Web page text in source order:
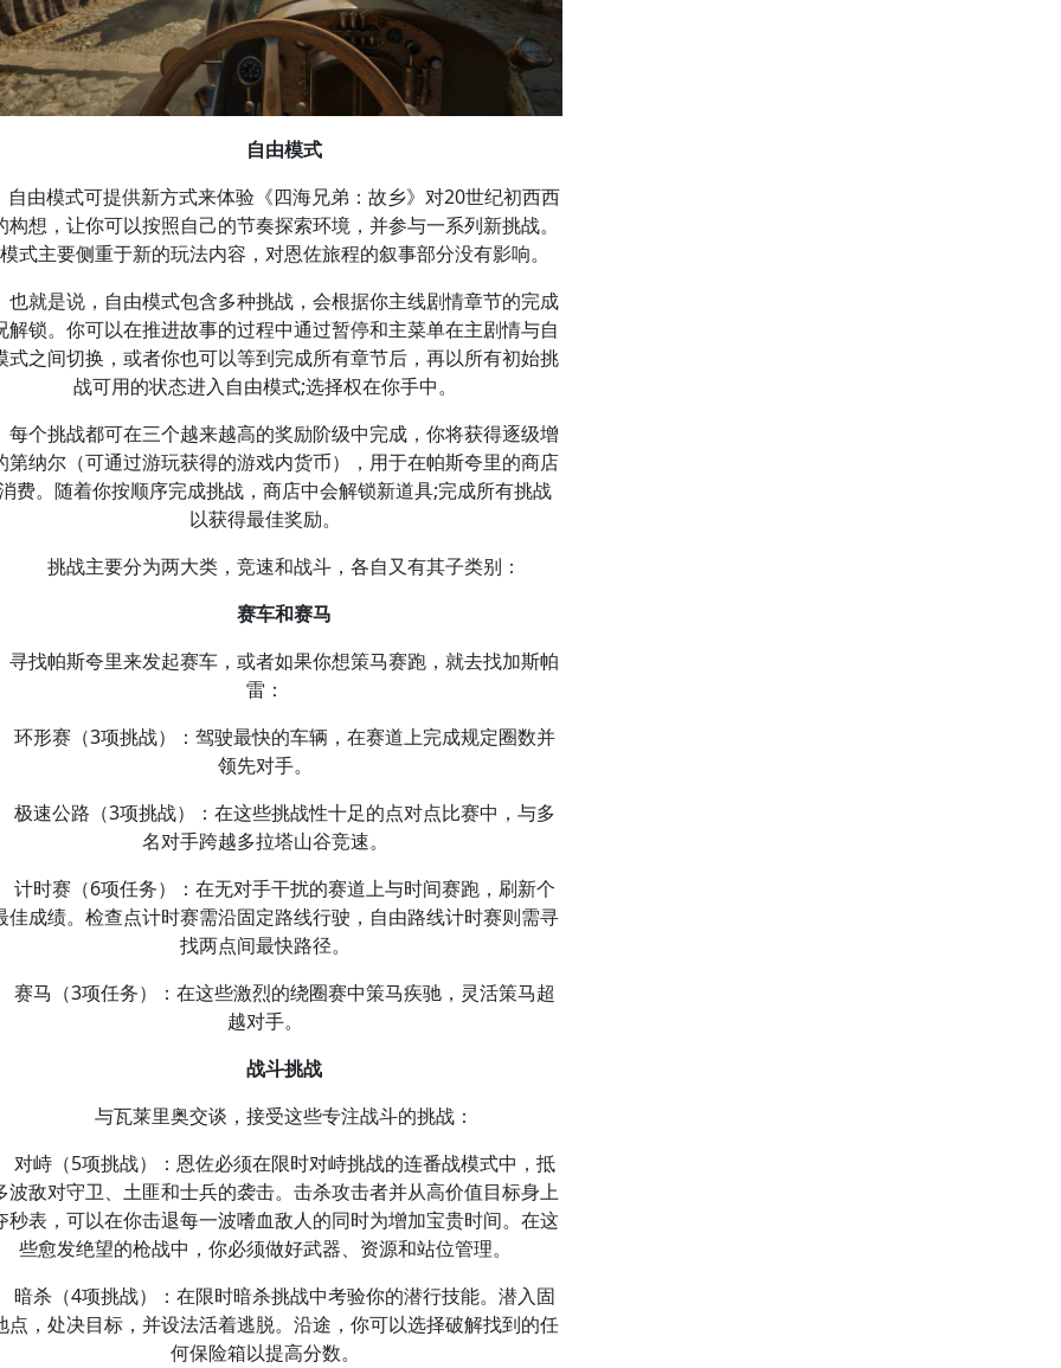
自由模式
自由模式可提供新方式来体验《四海兄弟：故乡》对20世纪初西西
构想，让你可以按照自己的节奏探索环境，并参与一系列新挑战。
式主要侧重于新的玩法内容，对恩佐旅程的叙事部分没有影响。
也就是说，自由模式包含多种挑战，会根据你主线剧情章节的完成
解锁。你可以在推进故事的过程中通过暂停和主菜单在主剧情与自
式之间切换，或者你也可以等到完成所有章节后，再以所有初始挑
战可用的状态进入自由模式;选择权在你手中。
每个挑战都可在三个越来越高的奖励阶级中完成，你将获得逐级增
第纳尔（可通过游玩获得的游戏内货币），用于在帕斯夸里的商店
费。随着你按顺序完成挑战，商店中会解锁新道具;完成所有挑战
以获得最佳奖励。
挑战主要分为两大类，竞速和战斗，各自又有其子类别：
赛车和赛马
寻找帕斯夸里来发起赛车，或者如果你想策马赛跑，就去找加斯帕
雷：
环形赛（3项挑战）：驾驶最快的车辆，在赛道上完成规定圈数并
领先对手。
极速公路（3项挑战）：在这些挑战性十足的点对点比赛中，与多
名对手跨越多拉塔山谷竞速。
计时赛（6项任务）：在无对手干扰的赛道上与时间赛跑，刷新个
佳成绩。检查点计时赛需沿固定路线行驶，自由路线计时赛则需寻
找两点间最快路径。
赛马（3项任务）：在这些激烈的绕圈赛中策马疾驰，灵活策马超
越对手。
战斗挑战
与瓦莱里奥交谈，接受这些专注战斗的挑战：
对峙（5项挑战）：恩佐必须在限时对峙挑战的连番战模式中，抵
波敌对守卫、土匪和士兵的袭击。击杀攻击者并从高价值目标身上
秒表，可以在你击退每一波嗜血敌人的同时为增加宝贵时间。在这
些愈发绝望的枪战中，你必须做好武器、资源和站位管理。
暗杀（4项挑战）：在限时暗杀挑战中考验你的潜行技能。潜入固
点，处决目标，并设法活着逃脱。沿途，你可以选择破解找到的任
何保险箱以提高分数。